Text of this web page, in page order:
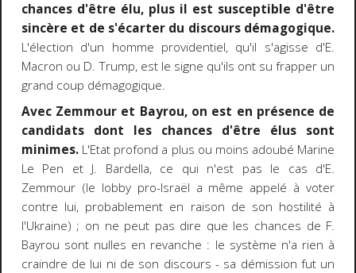
chances d'être élu, plus il est susceptible d'être
sincère et de s'écarter du discours démagogique.
L'élection d'un homme providentiel, qu'il s'agisse d'E.
Macron ou D. Trump, est le signe qu'ils ont su frapper un
grand coup démagogique.
Avec Zemmour et Bayrou, on est en présence de
candidats dont les chances d'être élus sont
minimes.L'Etat profond a plus ou moins adoubé Marine
Le Pen et J. Bardella, ce qui n'est pas le cas d'E.
Zemmour (le lobby pro-Israël a même appelé à voter
contre lui, probablement en raison de son hostilité à
l'Ukraine) ; on ne peut pas dire que les chances de F.
Bayrou sont nulles en revanche : le système n'a rien à
craindre de lui ni de son discours - sa démission fut un